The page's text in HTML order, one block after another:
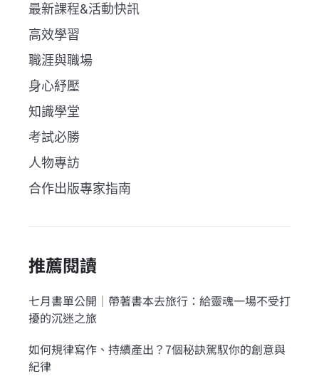
最新課程&活動快訊
高效學習
職涯與職場
身心紓壓
知識學堂
考試必勝
人物專訪
合作出版專家指南
推薦閱讀
七月書單公開｜帶著書本去旅行：給靈魂一場不受打
擾的沉迷之旅
如何規律寫作、持續產出？7個秘訣駕馭你的創意與
紀律